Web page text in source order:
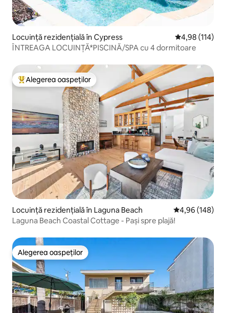
Locuință rezidențială în Cypress Scor mediu
4,98 (114)
ÎNTREAGA LOCUINȚĂ*PISCINĂ/SPA cu 4 dormitoare
Locuință din topul categoriei Alegerea oaspeților
Alegerea oaspeților
Locuință rezidențială în Laguna Beach Scor mediu de
4,96 (148)
Laguna Beach Coastal Cottage - Pași spre plajă!
Alegerea oaspeților
Alegerea oaspeților